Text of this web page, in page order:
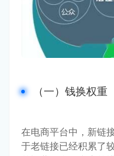
（一）钱换权重
在电商平台中，新链
于老链接已经积累了